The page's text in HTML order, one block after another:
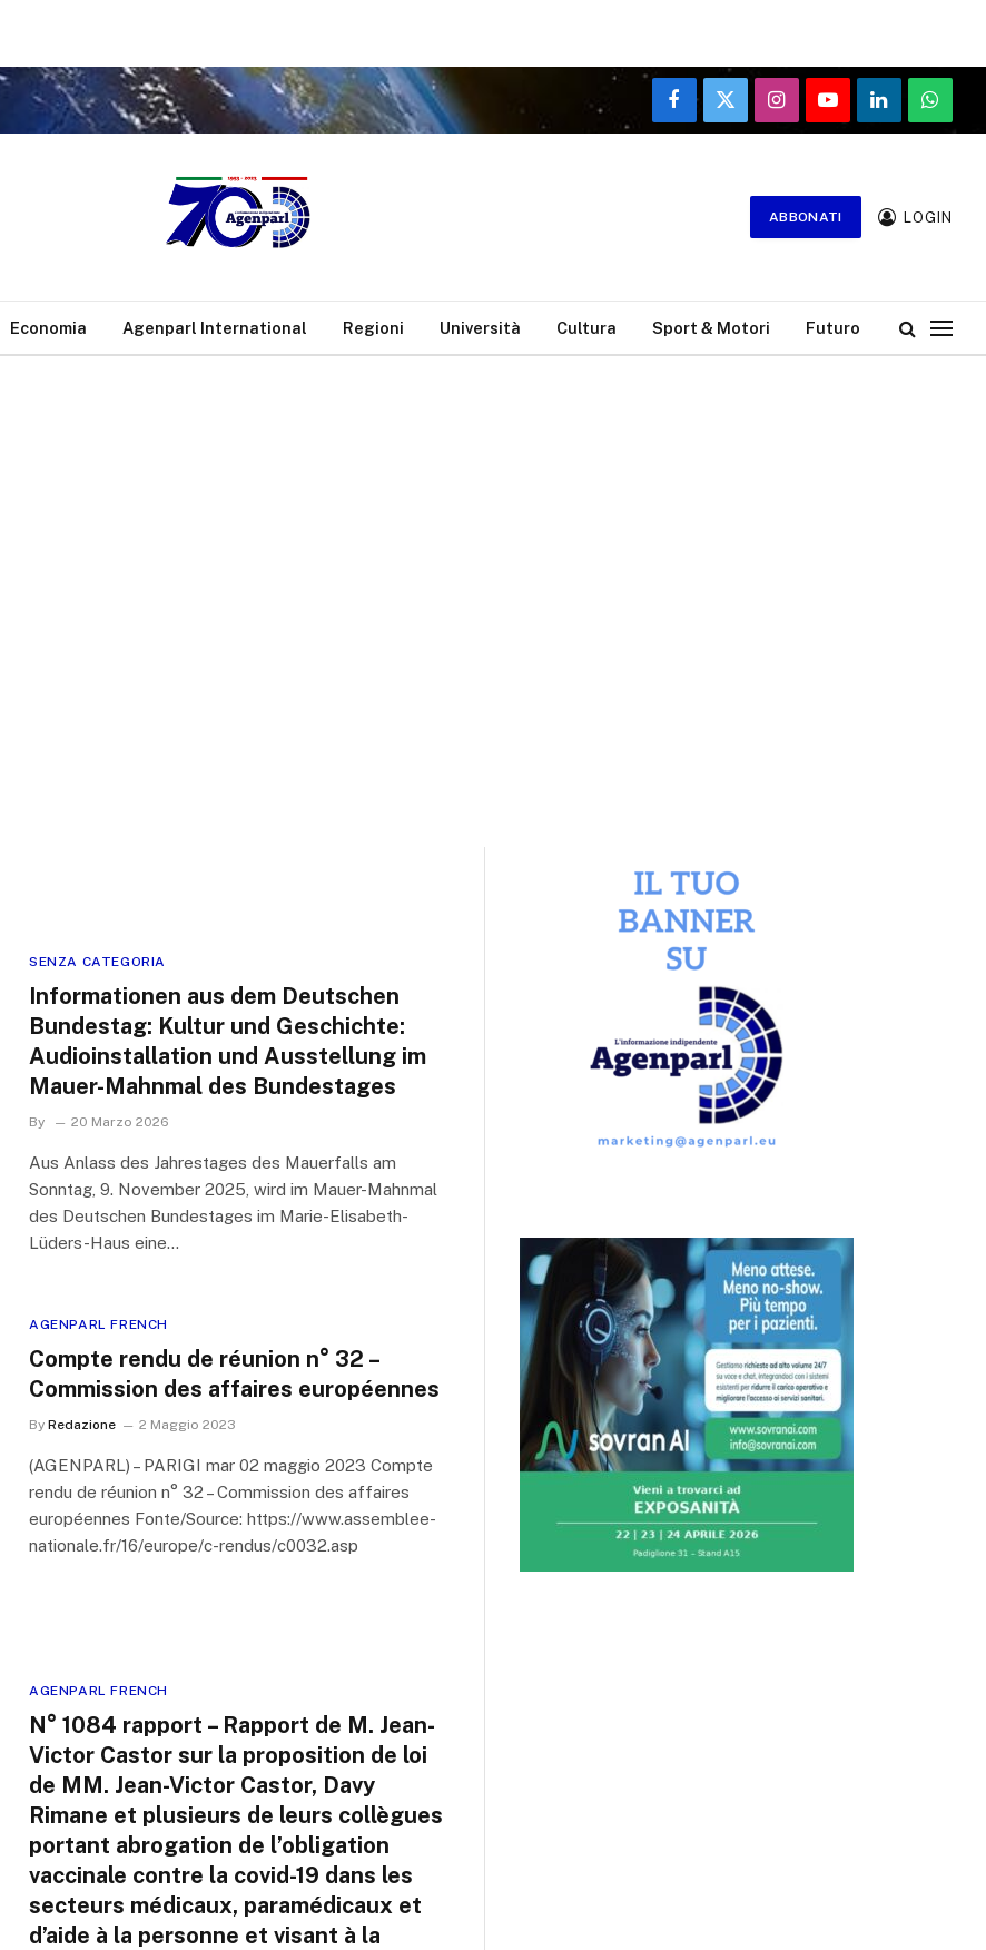
Facebook
X
(Twitter)
InstagramYouTubeLinkedIn
ABBONATI LOGIN
Economia Agenparl International Regioni Università Cultura Sport & Motori Futuro
SENZA CATEGORIA
Informationen aus dem Deutschen
Bundestag: Kultur und Geschichte:
Audioinstallation und Ausstellung im
Mauer-Mahnmal des Bundestages
By 20 Marzo 2026
Aus Anlass des Jahrestages des Mauerfalls am
Sonntag, 9. November 2025, wird im Mauer-Mahnmal
des Deutschen Bundestages im Marie-Elisabeth-
Lüders-Haus eine…
AGENPARL FRENCH
Compte rendu de réunion n° 32 –
Commission des affaires européennes
By Redazione 2 Maggio 2023
(AGENPARL) – PARIGI mar 02 maggio 2023 Compte
rendu de réunion n° 32 – Commission des affaires
européennes Fonte/Source: https://www.assemblee-
nationale.fr/16/europe/c-rendus/c0032.asp
AGENPARL FRENCH
N° 1084 rapport – Rapport de M. Jean-
Victor Castor sur la proposition de loi
de MM. Jean-Victor Castor, Davy
Rimane et plusieurs de leurs collègues
portant abrogation de l’obligation
vaccinale contre la covid-19 dans les
secteurs médicaux, paramédicaux et
d’aide à la personne et visant à la